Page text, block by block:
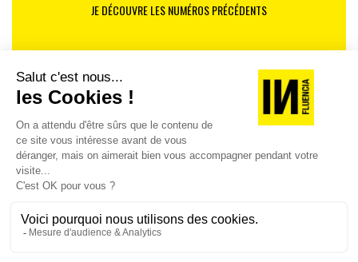
JE DÉCOUVRE LES NUMÉROS PRÉCÉDENTS